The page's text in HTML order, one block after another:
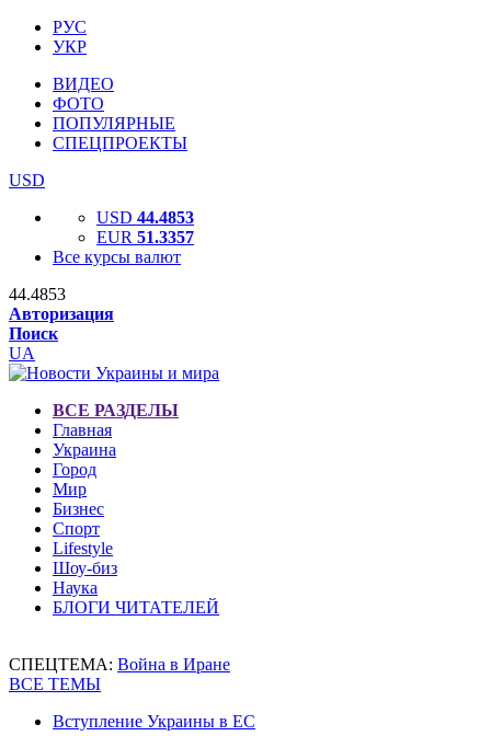
РУС
УКР
ВИДЕО
ФОТО
ПОПУЛЯРНЫЕ
СПЕЦПРОЕКТЫ
USD
USD 44.4853
EUR 51.3357
Все курсы валют
44.4853
Авторизация
Поиск
UA
ВСЕ РАЗДЕЛЫ
Главная
Украина
Город
Мир
Бизнес
Спорт
Lifestyle
Шоу-биз
Наука
БЛОГИ ЧИТАТЕЛЕЙ
СПЕЦТЕМА: Война в Иране
ВСЕ ТЕМЫ
Вступление Украины в ЕС